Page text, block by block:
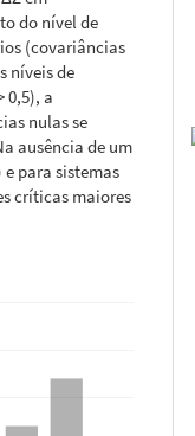
do nível de
(covariâncias
níveis de
0,5), a
nulas se
ausência de um
para sistemas
críticas maiores